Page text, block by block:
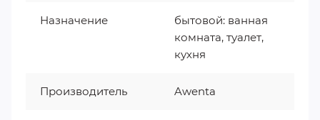
Назначение
бытовой: ванная
комната, туалет,
кухня
Производитель Awenta